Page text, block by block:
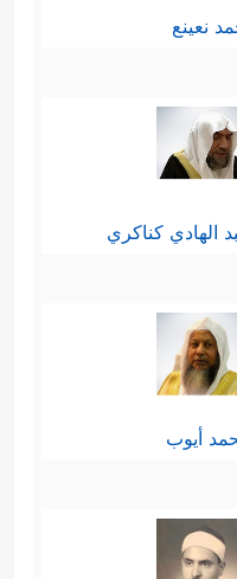
نعينع
الهادي كناكري
أيوب